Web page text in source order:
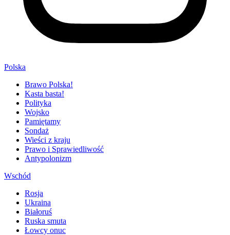
Polska
Brawo Polska!
Kasta basta!
Polityka
Wojsko
Pamiętamy
Sondaż
Wieści z kraju
Prawo i Sprawiedliwość
Antypolonizm
Wschód
Rosja
Ukraina
Białoruś
Ruska smuta
Łowcy onuc